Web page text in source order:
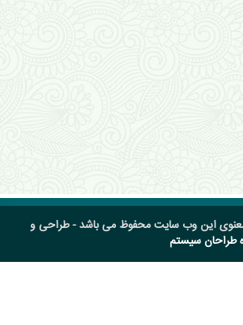
این وب سایت محفوظ می باشد - طراحی و
طراحان سیستم